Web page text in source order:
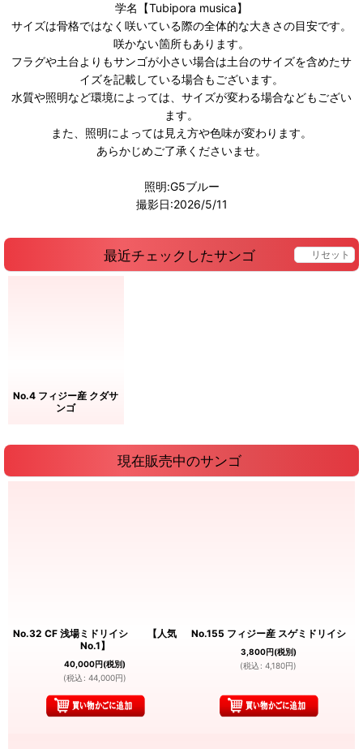
学名【Tubipora musica】
サイズは骨格ではなく咲いている際の全体的な大きさの目安です。
咲かない箇所もあります。
フラグや土台よりもサンゴが小さい場合は土台のサイズを含めたサ
イズを記載している場合もございます。
水質や照明など環境によっては、サイズが変わる場合などもござい
ます。
また、照明によっては見え方や色味が変わります。
あらかじめご了承くださいませ。
照明:G5ブルー
撮影日:2026/5/11
最近チェックしたサンゴ リセット
No.4 フィジー産 クダサ
ンゴ
現在販売中のサンゴ
No.32 CF 浅場ミドリイシ 【人気
No.1】
40,000円(税別)
(税込 : 44,000円)
No.155 フィジー産 スゲミドリイシ
3,800円(税別)
(税込 : 4,180円)